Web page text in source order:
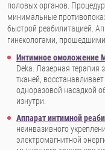
половых органов.
минимальные
быстрой реабилитацией.
гинекологами,
Интимное омоложение
Deka. Лазерная терапия
тканей,
одноразовой насадкой
изнутри.
Аппарат интимной
неинвазивного
электромагнитной